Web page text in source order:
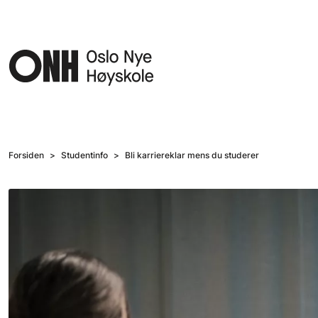
Forsiden Studentinfo Bli karriereklar mens du studerer